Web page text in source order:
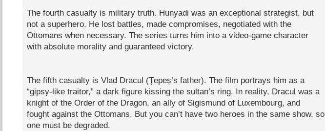
The fourth casualty is military truth. Hunyadi was an exceptional strategist, but
not a superhero. He lost battles, made compromises, negotiated with the
Ottomans when necessary. The series turns him into a video‑game character
with absolute morality and guaranteed victory.
The fifth casualty is Vlad Dracul (Țepeș’s father). The film portrays him as a
“gipsy‑like traitor,” a dark figure kissing the sultan’s ring. In reality, Dracul was a
knight of the Order of the Dragon, an ally of Sigismund of Luxembourg, and
fought against the Ottomans. But you can’t have two heroes in the same show, so
one must be degraded.